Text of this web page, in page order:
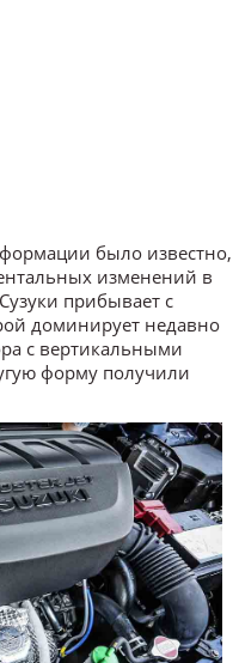
было известно,
изменений в
прибывает с
доминирует недавно
с вертикальными
форму получили